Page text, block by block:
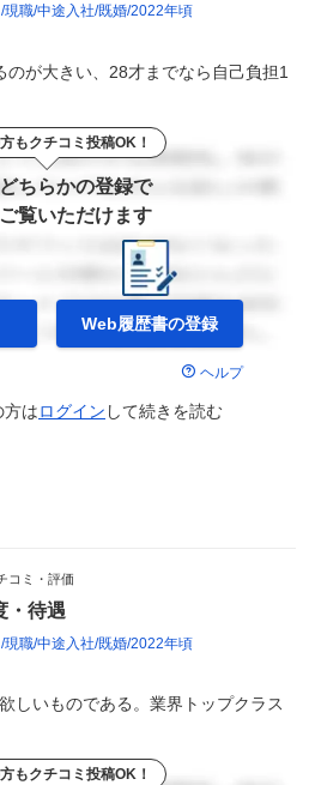
現職 中途入社 既婚 2022年頃
が大きい、28才までなら自己負担1
もクチコミ投稿OK！
ちらかの登録で
覧いただけます
Web履歴書の登録
ヘルプ
方はログイン して続きを読む
コミ・評価
・待遇
現職 中途入社 既婚 2022年頃
しいものである。業界トップクラス
もクチコミ投稿OK！